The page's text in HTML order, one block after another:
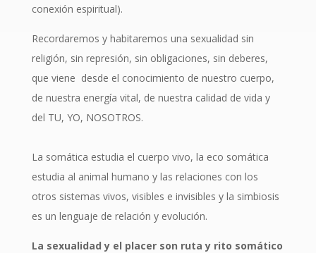
conexión espiritual).
Recordaremos y habitaremos una sexualidad sin
religión, sin represión, sin obligaciones, sin deberes,
que viene desde el conocimiento de nuestro cuerpo,
de nuestra energía vital, de nuestra calidad de vida y
del TU, YO, NOSOTROS.
La somática estudia el cuerpo vivo, la eco somática
estudia al animal humano y las relaciones con los
otros sistemas vivos, visibles e invisibles y la simbiosis
es un lenguaje de relación y evolución.
La sexualidad y el placer son ruta y rito somático